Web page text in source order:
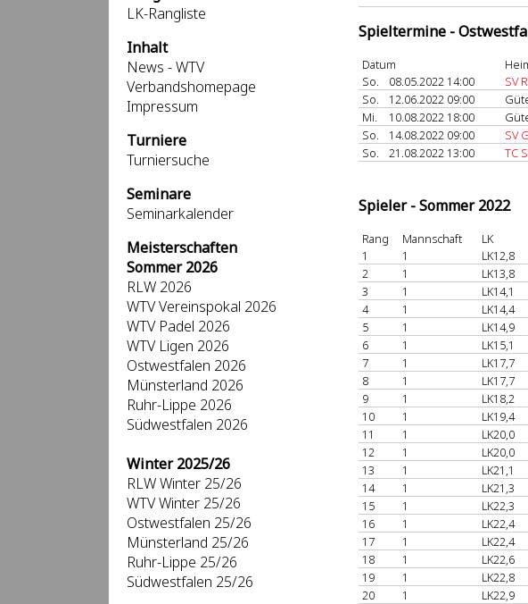
LK-Rangliste
Inhalt
News - WTV
Verbandshomepage
Impressum
Turniere
Turniersuche
Seminare
Seminarkalender
Meisterschaften
Sommer 2026
RLW 2026
WTV Vereinspokal 2026
WTV Padel 2026
WTV Ligen 2026
Ostwestfalen 2026
Münsterland 2026
Ruhr-Lippe 2026
Südwestfalen 2026
Winter 2025/26
RLW Winter 25/26
WTV Winter 25/26
Ostwestfalen 25/26
Münsterland 25/26
Ruhr-Lippe 25/26
Südwestfalen 25/26
Spieltermine -
Datum
So.
08.05.2022 14:00 SV
So.
12.06.2022 09:00
Mi.
10.08.2022 18:00
So.
14.08.2022 09:00 SV
So.
21.08.2022 13:00 TC
Spieler - Sommer 2022
Rang Mannschaft LK
1
1 LK12,8
2
1 LK13,8
3
1 LK14,1
4
1 LK14,4
5
1 LK14,9
6
1 LK15,1
7
1 LK17,7
8
1 LK17,7
9
1 LK18,2
10
1 LK19,4
11
1 LK20,0
12
1 LK20,0
13
1 LK21,1
14
1 LK21,3
15
1 LK22,3
16
1 LK22,4
17
1 LK22,4
18
1 LK22,6
19
1 LK22,8
20
1 LK22,9